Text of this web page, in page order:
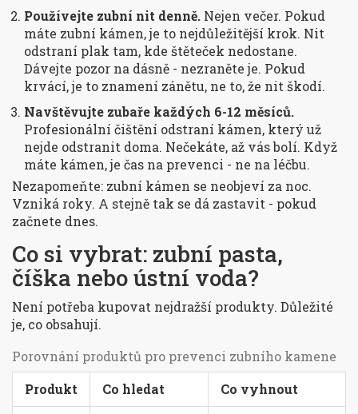
Používejte zubní nit denně. Nejen večer. Pokud
máte zubní kámen, je to nejdůležitější krok. Nit
odstraní plak tam, kde štěteček nedostane.
Dávejte pozor na dásně - nezraněte je. Pokud
krvácí, je to znamení zánětu, ne to, že nit škodí.
Navštěvujte zubaře každých 6-12 měsíců.
Profesionální čištění odstraní kámen, který už
nejde odstranit doma. Nečekáte, až vás bolí. Když
máte kámen, je čas na prevenci - ne na léčbu.
Nezapomeňte: zubní kámen se neobjeví za noc.
Vzniká roky. A stejně tak se dá zastavit - pokud
začnete dnes.
Co si vybrat: zubní pasta,
číška nebo ústní voda?
Není potřeba kupovat nejdražší produkty. Důležité
je, co obsahují.
Porovnání produktů pro prevenci zubního kamene
Produkt
Co hledat Co vyhnout